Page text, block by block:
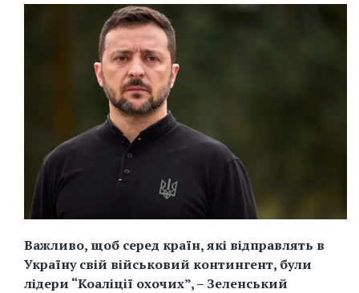
Важливо, щоб серед країн, які відправлять в
Україну свій військовий контингент, були
лідери “Коаліції охочих”, – Зеленський